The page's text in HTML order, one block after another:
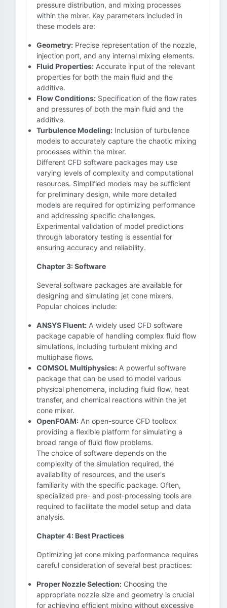
pressure distribution, and mixing processes
within the mixer. Key parameters included in
these models are:
Geometry: Precise representation of the nozzle,
injection port, and any internal mixing elements.
Fluid Properties: Accurate input of the relevant
properties for both the main fluid and the
additive.
Flow Conditions: Specification of the flow rates
and pressures of both the main fluid and the
additive.
Turbulence Modeling: Inclusion of turbulence
models to accurately capture the chaotic mixing
processes within the mixer.
Different CFD software packages may use
varying levels of complexity and computational
resources. Simplified models may be sufficient
for preliminary design, while more detailed
models are required for optimizing performance
and addressing specific challenges.
Experimental validation of model predictions
through laboratory testing is essential for
ensuring accuracy and reliability.
Chapter 3: Software
Several software packages are available for
designing and simulating jet cone mixers.
Popular choices include:
ANSYS Fluent: A widely used CFD software
package capable of handling complex fluid flow
simulations, including turbulent mixing and
multiphase flows.
COMSOL Multiphysics: A powerful software
package that can be used to model various
physical phenomena, including fluid flow, heat
transfer, and chemical reactions within the jet
cone mixer.
OpenFOAM: An open-source CFD toolbox
providing a flexible platform for simulating a
broad range of fluid flow problems.
The choice of software depends on the
complexity of the simulation required, the
availability of resources, and the user's
familiarity with the specific package. Often,
specialized pre- and post-processing tools are
required to facilitate the model setup and data
analysis.
Chapter 4: Best Practices
Optimizing jet cone mixing performance requires
careful consideration of several best practices:
Proper Nozzle Selection: Choosing the
appropriate nozzle size and geometry is crucial
for achieving efficient mixing without excessive